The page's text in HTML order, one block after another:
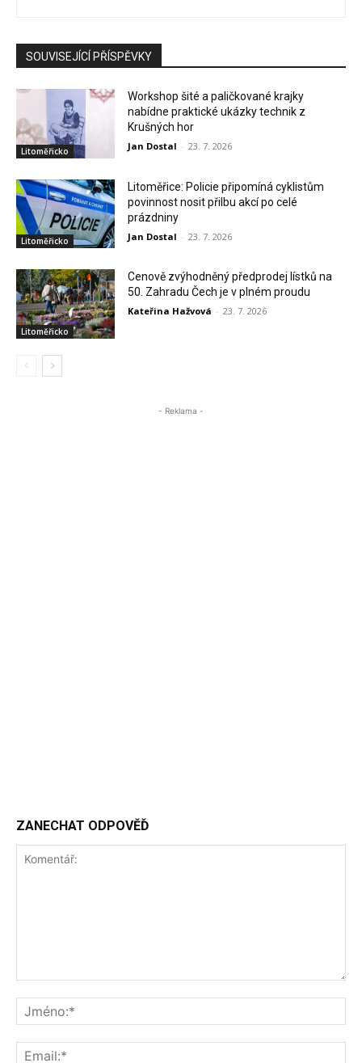
SOUVISEJÍCÍ PŘÍSPĚVKY
Litoměřicko
Workshop šité a paličkované krajky
nabídne praktické ukázky technik z
Krušných hor
Jan Dostal - 23. 7. 2026
Litoměřicko
Litoměřice: Policie připomíná cyklistům
povinnost nosit přilbu akcí po celé
prázdniny
Jan Dostal - 23. 7. 2026
Litoměřicko
Cenově zvýhodněný předprodej lístků na
50. Zahradu Čech je v plném proudu
Kateřina Hažvová - 23. 7. 2026
- Reklama -
ZANECHAT ODPOVĚĎ